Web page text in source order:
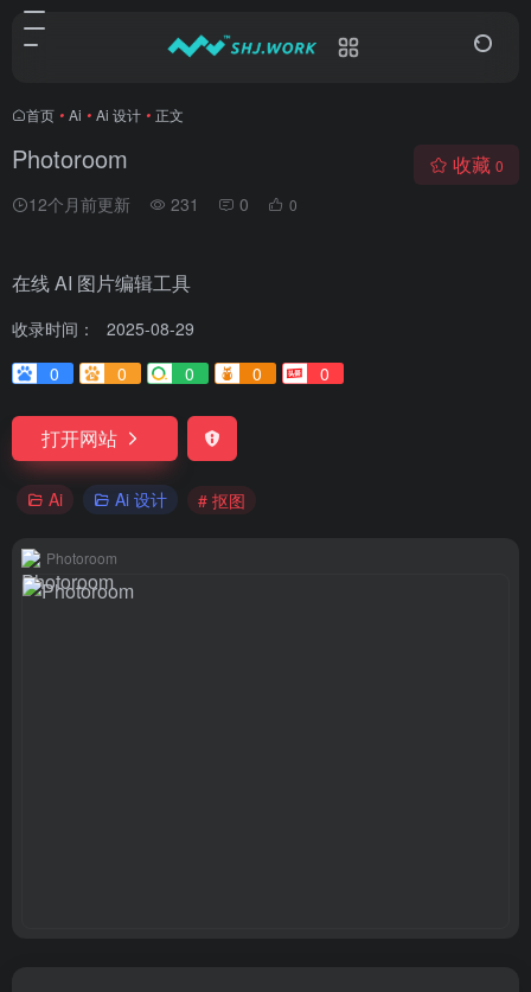
首页 • Ai • Ai 设计 • 正文
Photoroom
12个月前更新 231 0 0
收藏 0
在线 AI 图片编辑工具
收录时间：
2025-08-29
0
0 0 0 0
打开网站
Ai Ai 设计 # 抠图
Photoroom